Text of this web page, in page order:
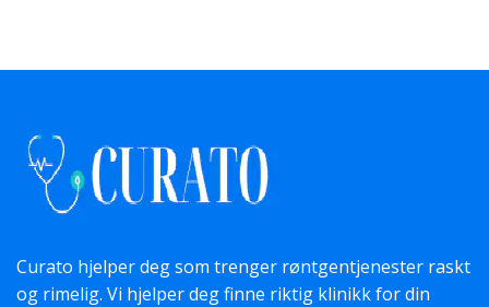
Curato hjelper deg som trenger røntgentjenester raskt
og rimelig. Vi hjelper deg finne riktig klinikk for din